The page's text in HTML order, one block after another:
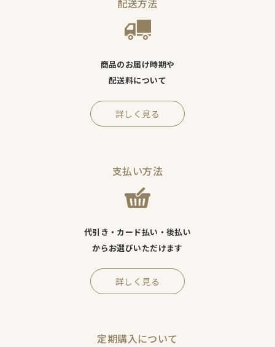
配送方法
商品のお届け時期や
配送料について
詳しく見る
支払い方法
代引き・カード払い・後払い
からお選びいただけます
詳しく見る
定期購入について